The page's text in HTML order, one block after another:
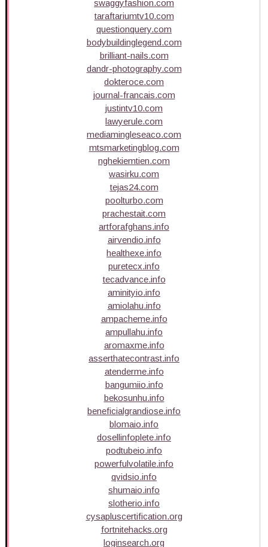
swaggyfashion.com
taraftariumtv10.com
questionquery.com
bodybuildinglegend.com
brilliant-nails.com
dandr-photography.com
dokteroce.com
journal-francais.com
justintv10.com
lawyerule.com
mediamingleseaco.com
mtsmarketingblog.com
nghekiemtien.com
wasirku.com
tejas24.com
poolturbo.com
prachestait.com
artforafghans.info
airvendio.info
healthexe.info
puretecx.info
tecadvance.info
aminityio.info
amiolahu.info
ampacheme.info
ampullahu.info
aromaxme.info
asserthatecontrast.info
atenderme.info
bangumiio.info
bekosunhu.info
beneficialgrandiose.info
blomaio.info
dosellinfoplete.info
podtubeio.info
powerfulvolatile.info
qvidsio.info
shumaio.info
slotherio.info
cysapluscertification.org
fortnitehacks.org
loginsearch.org